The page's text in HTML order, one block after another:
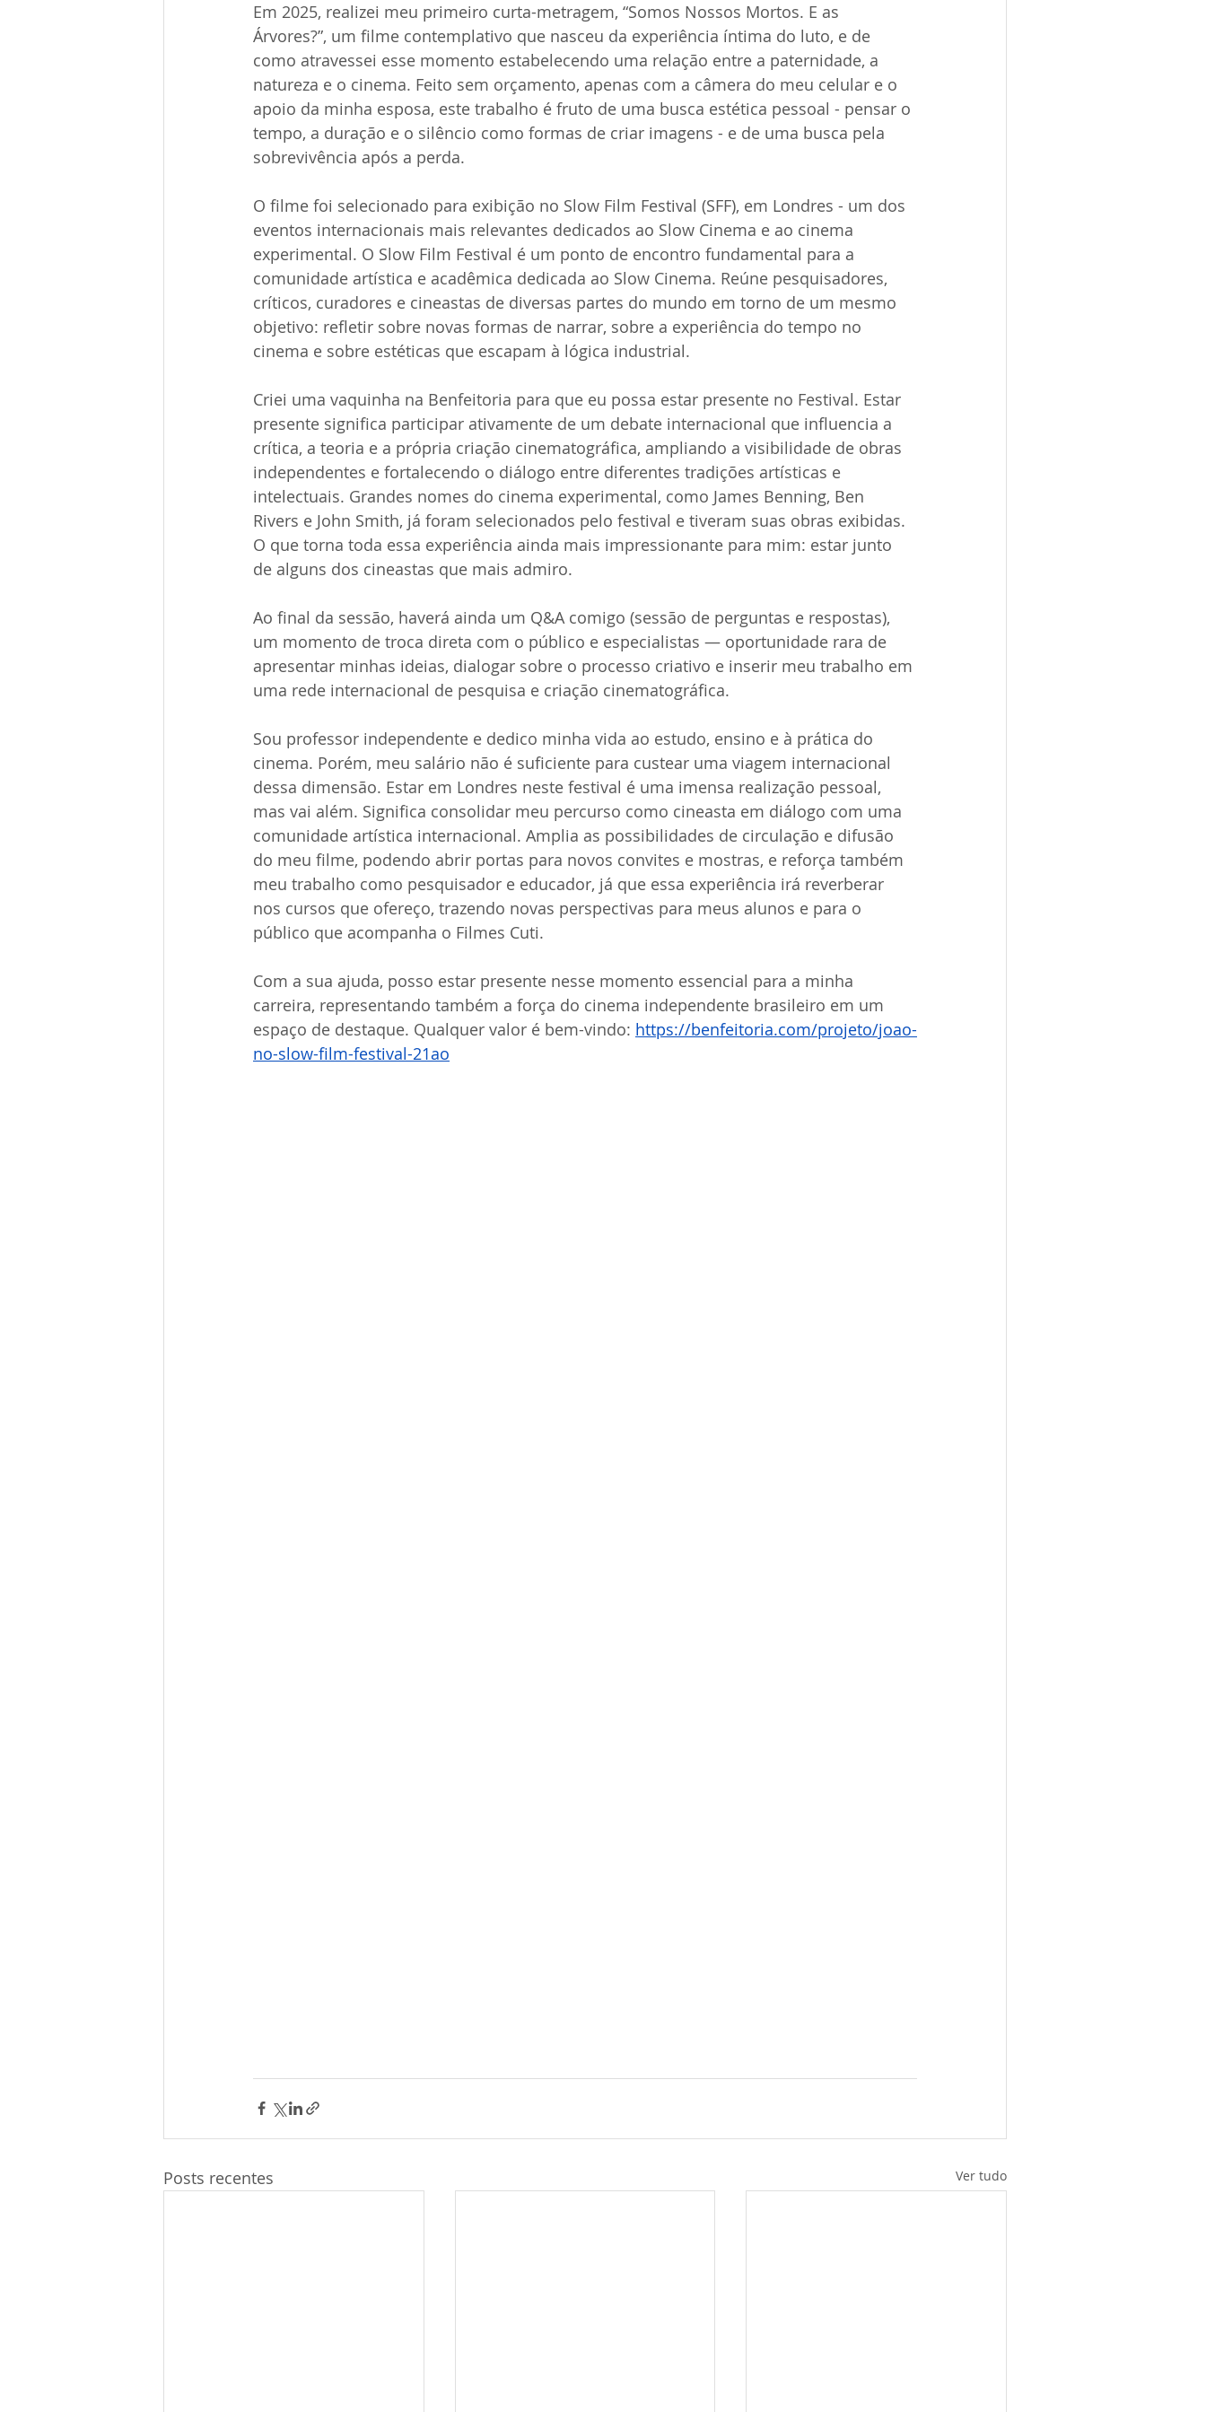
Em 2025, realizei meu primeiro curta-metragem, “Somos Nossos Mortos. E as
Árvores?”, um filme contemplativo que nasceu da experiência íntima do luto, e de
como atravessei esse momento estabelecendo uma relação entre a paternidade, a
natureza e o cinema. Feito sem orçamento, apenas com a câmera do meu celular e o
apoio da minha esposa, este trabalho é fruto de uma busca estética pessoal - pensar o
tempo, a duração e o silêncio como formas de criar imagens - e de uma busca pela
sobrevivência após a perda.
O filme foi selecionado para exibição no Slow Film Festival (SFF), em Londres - um dos
eventos internacionais mais relevantes dedicados ao Slow Cinema e ao cinema
experimental. O Slow Film Festival é um ponto de encontro fundamental para a
comunidade artística e acadêmica dedicada ao Slow Cinema. Reúne pesquisadores,
críticos, curadores e cineastas de diversas partes do mundo em torno de um mesmo
objetivo: refletir sobre novas formas de narrar, sobre a experiência do tempo no
cinema e sobre estéticas que escapam à lógica industrial.
Criei uma vaquinha na Benfeitoria para que eu possa estar presente no Festival. Estar
presente significa participar ativamente de um debate internacional que influencia a
crítica, a teoria e a própria criação cinematográfica, ampliando a visibilidade de obras
independentes e fortalecendo o diálogo entre diferentes tradições artísticas e
intelectuais. Grandes nomes do cinema experimental, como James Benning, Ben
Rivers e John Smith, já foram selecionados pelo festival e tiveram suas obras exibidas.
O que torna toda essa experiência ainda mais impressionante para mim: estar junto
de alguns dos cineastas que mais admiro.
Ao final da sessão, haverá ainda um Q&A comigo (sessão de perguntas e respostas),
um momento de troca direta com o público e especialistas — oportunidade rara de
apresentar minhas ideias, dialogar sobre o processo criativo e inserir meu trabalho em
uma rede internacional de pesquisa e criação cinematográfica.
Sou professor independente e dedico minha vida ao estudo, ensino e à prática do
cinema. Porém, meu salário não é suficiente para custear uma viagem internacional
dessa dimensão. Estar em Londres neste festival é uma imensa realização pessoal,
mas vai além. Significa consolidar meu percurso como cineasta em diálogo com uma
comunidade artística internacional. Amplia as possibilidades de circulação e difusão
do meu filme, podendo abrir portas para novos convites e mostras, e reforça também
meu trabalho como pesquisador e educador, já que essa experiência irá reverberar
nos cursos que ofereço, trazendo novas perspectivas para meus alunos e para o
público que acompanha o Filmes Cuti.
Com a sua ajuda, posso estar presente nesse momento essencial para a minha
carreira, representando também a força do cinema independente brasileiro em um
espaço de destaque. Qualquer valor é bem-vindo: https://benfeitoria.com/projeto/joao-
no-slow-film-festival-21ao
Posts recentes Ver tudo